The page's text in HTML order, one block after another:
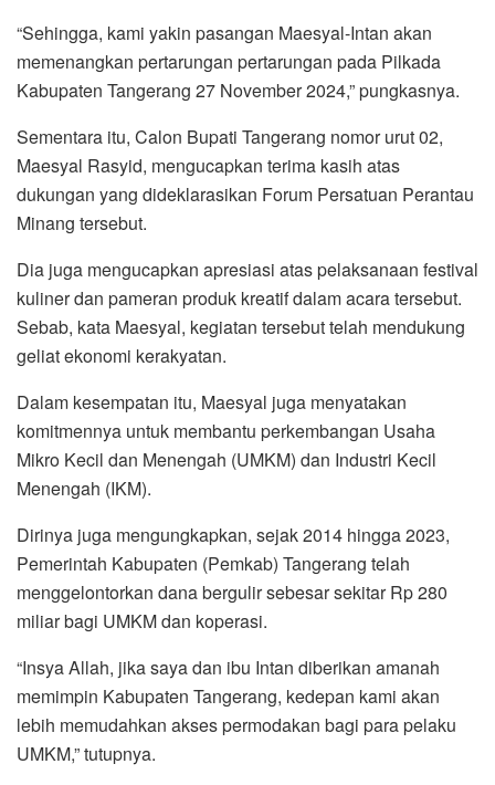
“Sehingga, kami yakin pasangan Maesyal-Intan akan
memenangkan pertarungan pertarungan pada Pilkada
Kabupaten Tangerang 27 November 2024,” pungkasnya.
Sementara itu, Calon Bupati Tangerang nomor urut 02,
Maesyal Rasyid, mengucapkan terima kasih atas
dukungan yang dideklarasikan Forum Persatuan Perantau
Minang tersebut.
Dia juga mengucapkan apresiasi atas pelaksanaan festival
kuliner dan pameran produk kreatif dalam acara tersebut.
Sebab, kata Maesyal, kegiatan tersebut telah mendukung
geliat ekonomi kerakyatan.
Dalam kesempatan itu, Maesyal juga menyatakan
komitmennya untuk membantu perkembangan Usaha
Mikro Kecil dan Menengah (UMKM) dan Industri Kecil
Menengah (IKM).
Dirinya juga mengungkapkan, sejak 2014 hingga 2023,
Pemerintah Kabupaten (Pemkab) Tangerang telah
menggelontorkan dana bergulir sebesar sekitar Rp 280
miliar bagi UMKM dan koperasi.
“Insya Allah, jika saya dan ibu Intan diberikan amanah
memimpin Kabupaten Tangerang, kedepan kami akan
lebih memudahkan akses permodakan bagi para pelaku
UMKM,” tutupnya.